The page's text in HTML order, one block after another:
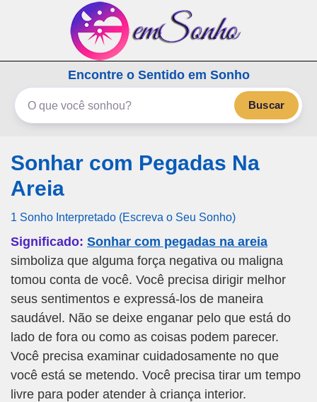
emSonho.com
Os sonhos significam mais
Encontre o Sentido em Sonho
Buscar
Sonhar com Pegadas Na
Areia
1 Sonho Interpretado (Escreva o Seu Sonho)
Significado: Sonhar com pegadas na areia
simboliza que alguma força negativa ou maligna
tomou conta de você. Você precisa dirigir melhor
seus sentimentos e expressá-los de maneira
saudável. Não se deixe enganar pelo que está do
lado de fora ou como as coisas podem parecer.
Você precisa examinar cuidadosamente no que
você está se metendo. Você precisa tirar um tempo
livre para poder atender à criança interior.